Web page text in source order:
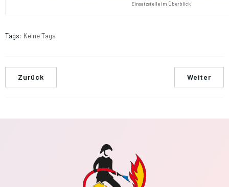
Einsatzstelle im Überblick
Tags: Keine Tags
Zurück Weiter